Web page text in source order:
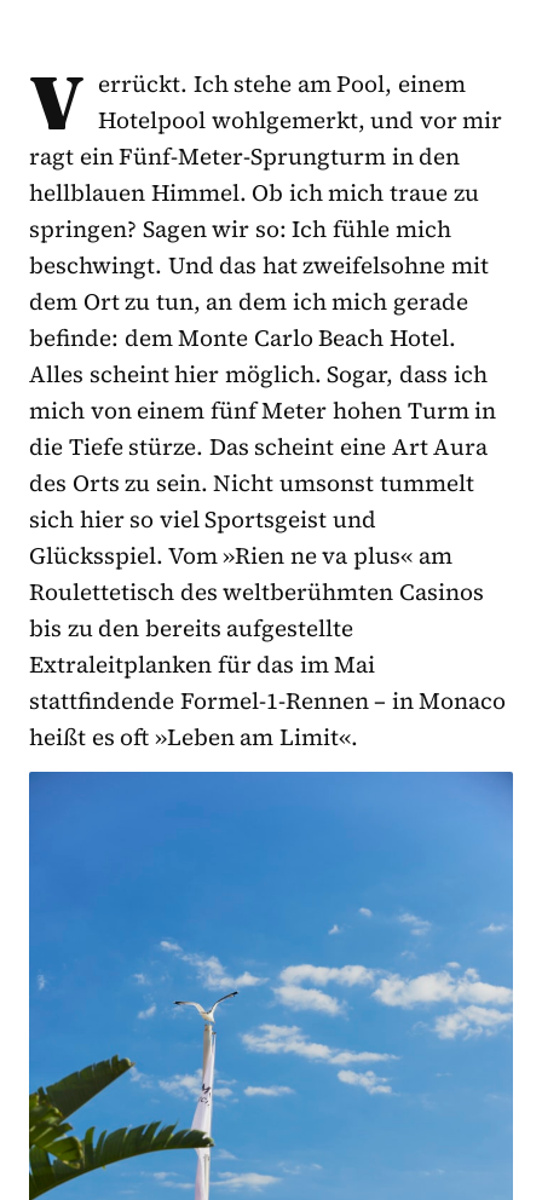
V errückt. Ich stehe am Pool, einem
Hotelpool wohlgemerkt, und vor mir
ragt ein Fünf-Meter-Sprungturm in den
hellblauen Himmel. Ob ich mich traue zu
springen? Sagen wir so: Ich fühle mich
beschwingt. Und das hat zweifelsohne mit
dem Ort zu tun, an dem ich mich gerade
befinde: dem Monte Carlo Beach Hotel.
Alles scheint hier möglich. Sogar, dass ich
mich von einem fünf Meter hohen Turm in
die Tiefe stürze. Das scheint eine Art Aura
des Orts zu sein. Nicht umsonst tummelt
sich hier so viel Sportsgeist und
Glücksspiel. Vom »Rien ne va plus« am
Roulettetisch des weltberühmten Casinos
bis zu den bereits aufgestellte
Extraleitplanken für das im Mai
stattfindende Formel-1-Rennen – in Monaco
heißt es oft »Leben am Limit«.